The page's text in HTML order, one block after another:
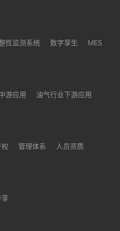
性监测系统 数字孪生
MES
游应用
油气行业下游应用
管理体系
人员资质
享